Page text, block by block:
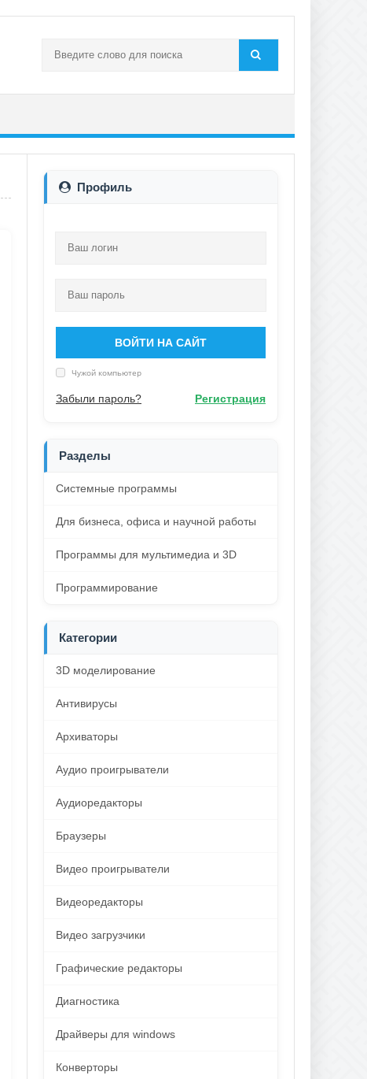
Профиль
ВОЙТИ НА САЙТ
Чужой компьютер
Забыли пароль? Регистрация
Разделы
Системные программы
Для бизнеса, офиса и научной работы
Программы для мультимедиа и 3D
Программирование
Категории
3D моделирование
Антивирусы
Архиваторы
Аудио проигрыватели
Аудиоредакторы
Браузеры
Видео проигрыватели
Видеоредакторы
Видео загрузчики
Графические редакторы
Диагностика
Драйверы для windows
Конверторы